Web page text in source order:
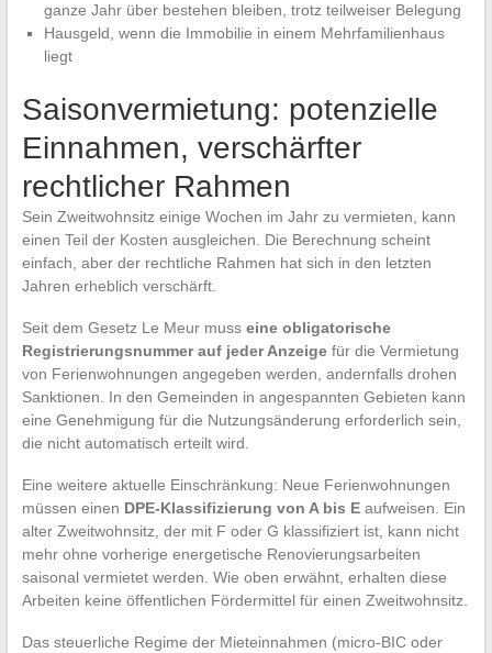
ganze Jahr über bestehen bleiben, trotz teilweiser Belegung
Hausgeld, wenn die Immobilie in einem Mehrfamilienhaus
liegt
Saisonvermietung: potenzielle
Einnahmen, verschärfter
rechtlicher Rahmen
Sein Zweitwohnsitz einige Wochen im Jahr zu vermieten, kann
einen Teil der Kosten ausgleichen. Die Berechnung scheint
einfach, aber der rechtliche Rahmen hat sich in den letzten
Jahren erheblich verschärft.
Seit dem Gesetz Le Meur muss eine obligatorische
Registrierungsnummer auf jeder Anzeigefür die Vermietung
von Ferienwohnungen angegeben werden, andernfalls drohen
Sanktionen. In den Gemeinden in angespannten Gebieten kann
eine Genehmigung für die Nutzungsänderung erforderlich sein,
die nicht automatisch erteilt wird.
Eine weitere aktuelle Einschränkung: Neue Ferienwohnungen
müssen einen DPE-Klassifizierung von A bis Eaufweisen. Ein
alter Zweitwohnsitz, der mit F oder G klassifiziert ist, kann nicht
mehr ohne vorherige energetische Renovierungsarbeiten
saisonal vermietet werden. Wie oben erwähnt, erhalten diese
Arbeiten keine öffentlichen Fördermittel für einen Zweitwohnsitz.
Das steuerliche Regime der Mieteinnahmen (micro-BIC oder